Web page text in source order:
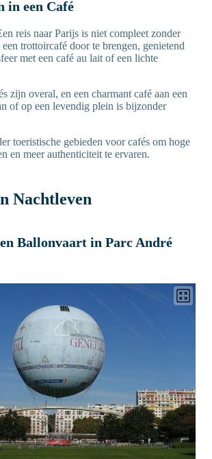
in een Café
reis naar Parijs is niet compleet zonder
trottoircafé door te brengen, genietend
met een café au lait of een lichte
zijn overal, en een charmant café aan een
of op een levendig plein is bijzonder
toeristische gebieden voor cafés om hoge
en meer authenticiteit te ervaren.
Nachtleven
Ballonvaart in Parc André